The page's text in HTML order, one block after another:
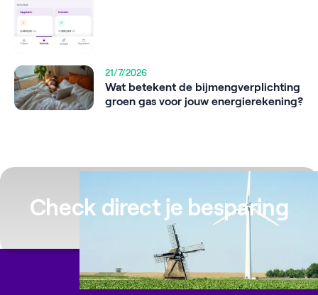
21/7/2026
Wat betekent de bijmengverplichting
groen gas voor jouw energierekening?
Check direct je besparing